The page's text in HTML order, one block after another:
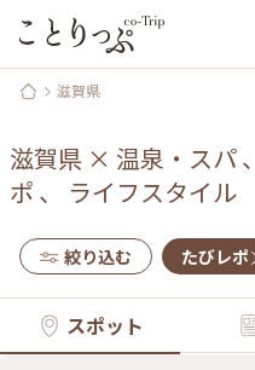
滋賀県
滋賀県 × 温泉・スパ、
ポ 、 ライフスタイル
絞り込む たびレポ
スポット